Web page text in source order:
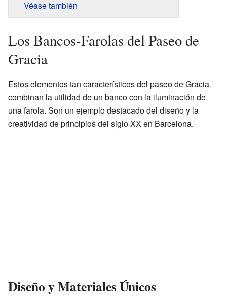
Véase también
Los Bancos-Farolas del Paseo de
Gracia
Estos elementos tan característicos del paseo de Gracia
combinan la utilidad de un banco con la iluminación de
una farola. Son un ejemplo destacado del diseño y la
creatividad de principios del siglo XX en Barcelona.
Diseño y Materiales Únicos